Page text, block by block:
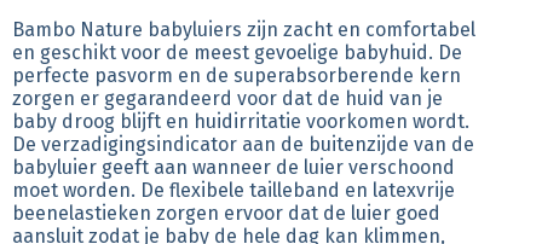
Bambo Nature babyluiers zijn zacht en comfortabel
en geschikt voor de meest gevoelige babyhuid. De
perfecte pasvorm en de superabsorberende kern
zorgen er gegarandeerd voor dat de huid van je
baby droog blijft en huidirritatie voorkomen wordt.
De verzadigingsindicator aan de buitenzijde van de
babyluier geeft aan wanneer de luier verschoond
moet worden. De flexibele tailleband en latexvrije
beenelastieken zorgen ervoor dat de luier goed
aansluit zodat je baby de hele dag kan klimmen,